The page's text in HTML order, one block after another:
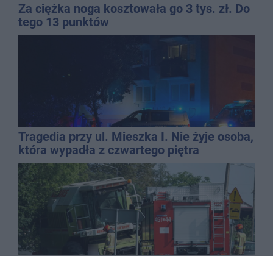
Za ciężka noga kosztowała go 3 tys. zł. Do
tego 13 punktów
Tragedia przy ul. Mieszka I. Nie żyje osoba,
która wypadła z czwartego piętra